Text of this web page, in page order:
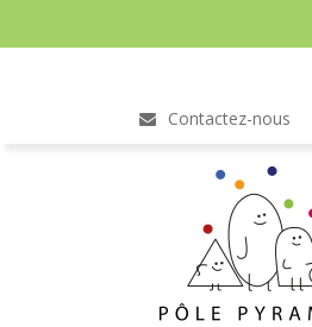
Contactez-nous